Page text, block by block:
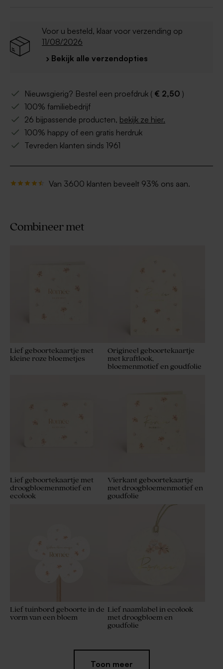
Voor u besteld, klaar voor verzending op
11/08/2026
› Bekijk alle verzendopties
Nieuwsgierig? Bestel een proefdruk ( € 2,50 )
100% familiebedrijf
26 bijpassende producten, bekijk ze hier.
100% happy of een gratis herdruk
Tevreden klanten sinds 1961
Van 3600 klanten beveelt 93% ons aan.
Combineer met
Lief geboortekaartje met
kleine roze bloemetjes
Origineel geboortekaartje
met kraftlook,
bloemenmotief en goudfolie
Lief geboortekaartje met
droogbloemenmotief en
ecolook
Vierkant geboortekaartje
met droogbloemenmotief en
goudfolie
Lief tuinbord geboorte in de
vorm van een bloem
Lief naamlabel in ecolook
met droogbloem en
goudfolie
Toon meer